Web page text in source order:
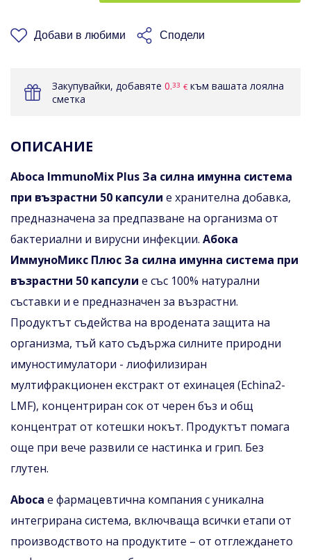
КОШНИЦАТА
Добави в любими Сподели
Закупувайки, добавяте 0.33 € към вашата лоялна
сметка
ОПИСАНИЕ
Aboca ImmunoМix Plus За силна имунна система
при възрастни 50 капсули е хранителна добавка,
предназначена за предпазване на организма от
бактериални и вирусни инфекции. Абока
ИммуноМикс Плюс За силна имунна система при
възрастни 50 капсули е със 100% натурални
съставки и е предназначен за възрастни.
Продуктът съдейства на вродената защита на
организма, тъй като съдържа силните природни
имуностимулатори - лиофилизиран
мултифракционен екстракт от ехинацея (Echina2-
LMF), концентриран сок от черен бъз и общ
концентрат от котешки нокът. Продуктът помага
още при вече развили се настинка и грип. Без
глутен.
Aboca е фармацевтична компания с уникална
интегрирана система, включваща всички етапи от
производството на продуктите – от отглеждането